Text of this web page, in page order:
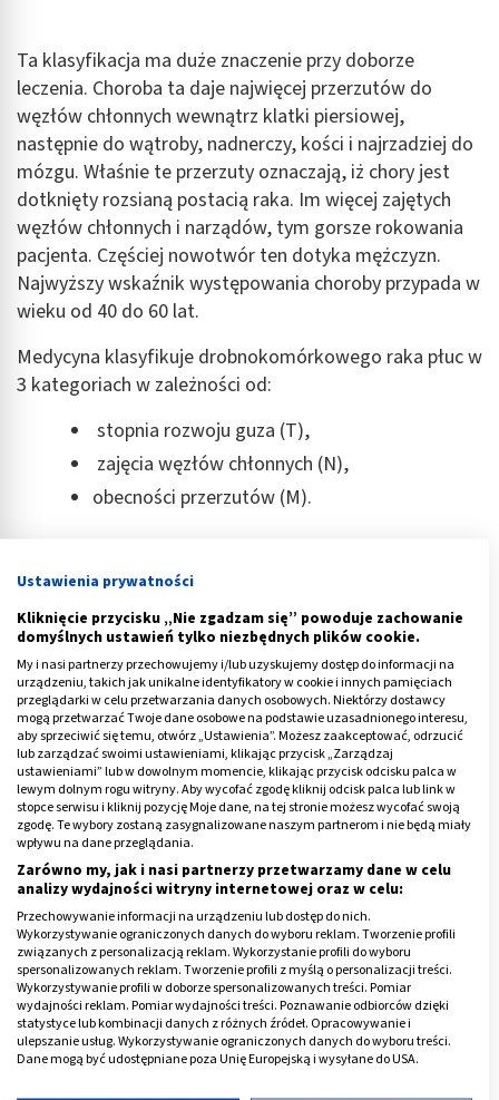
Ta klasyfikacja ma duże znaczenie przy doborze
leczenia. Choroba ta daje najwięcej przerzutów do
węzłów chłonnych wewnątrz klatki piersiowej,
następnie do wątroby, nadnerczy, kości i najrzadziej do
mózgu. Właśnie te przerzuty oznaczają, iż chory jest
dotknięty rozsianą postacią raka. Im więcej zajętych
węzłów chłonnych i narządów, tym gorsze rokowania
pacjenta. Częściej nowotwór ten dotyka mężczyzn.
Najwyższy wskaźnik występowania choroby przypada w
wieku od 40 do 60 lat.
Medycyna klasyfikuje drobnokomórkowego raka płuc w
3 kategoriach w zależności od:
stopnia rozwoju guza (T),
zajęcia węzłów chłonnych (N),
obecności przerzutów (M).
angielskich słów – T czyli „tumor” (guz), N czyli
(przerzut).
Reklama
Objawy raka drobnokomórkowy płuc
Ustawienia prywatności
Kliknięcie przycisku „Nie zgadzam się” powoduje zachowanie
domyślnych ustawień tylko niezbędnych plików cookie.
My i nasi partnerzy przechowujemy i/lub uzyskujemy dostęp do informacji na
urządzeniu, takich jak unikalne identyfikatory w cookie i innych pamięciach
przeglądarki w celu przetwarzania danych osobowych. Niektórzy dostawcy
mogą przetwarzać Twoje dane osobowe na podstawie uzasadnionego interesu,
aby sprzeciwić się temu, otwórz „Ustawienia”. Możesz zaakceptować, odrzucić
lub zarządzać swoimi ustawieniami, klikając przycisk „Zarządzaj
ustawieniami” lub w dowolnym momencie, klikając przycisk odcisku palca w
lewym dolnym rogu witryny. Aby wycofać zgodę kliknij odcisk palca lub link w
stopce serwisu i kliknij pozycję Moje dane, na tej stronie możesz wycofać swoją
zgodę. Te wybory zostaną zasygnalizowane naszym partnerom i nie będą miały
wpływu na dane przeglądania.
Zarówno my, jak i nasi partnerzy przetwarzamy dane w celu
analizy wydajności witryny internetowej oraz w celu:
Przechowywanie informacji na urządzeniu lub dostęp do nich.
Wykorzystywanie ograniczonych danych do wyboru reklam. Tworzenie profili
związanych z personalizacją reklam. Wykorzystanie profili do wyboru
spersonalizowanych reklam. Tworzenie profili z myślą o personalizacji treści.
Wykorzystywanie profili w doborze spersonalizowanych treści. Pomiar
wydajności reklam. Pomiar wydajności treści. Poznawanie odbiorców dzięki
statystyce lub kombinacji danych z różnych źródeł. Opracowywanie i
ulepszanie usług. Wykorzystywanie ograniczonych danych do wyboru treści.
Dane mogą być udostępniane poza Unię Europejską i wysyłane do USA.